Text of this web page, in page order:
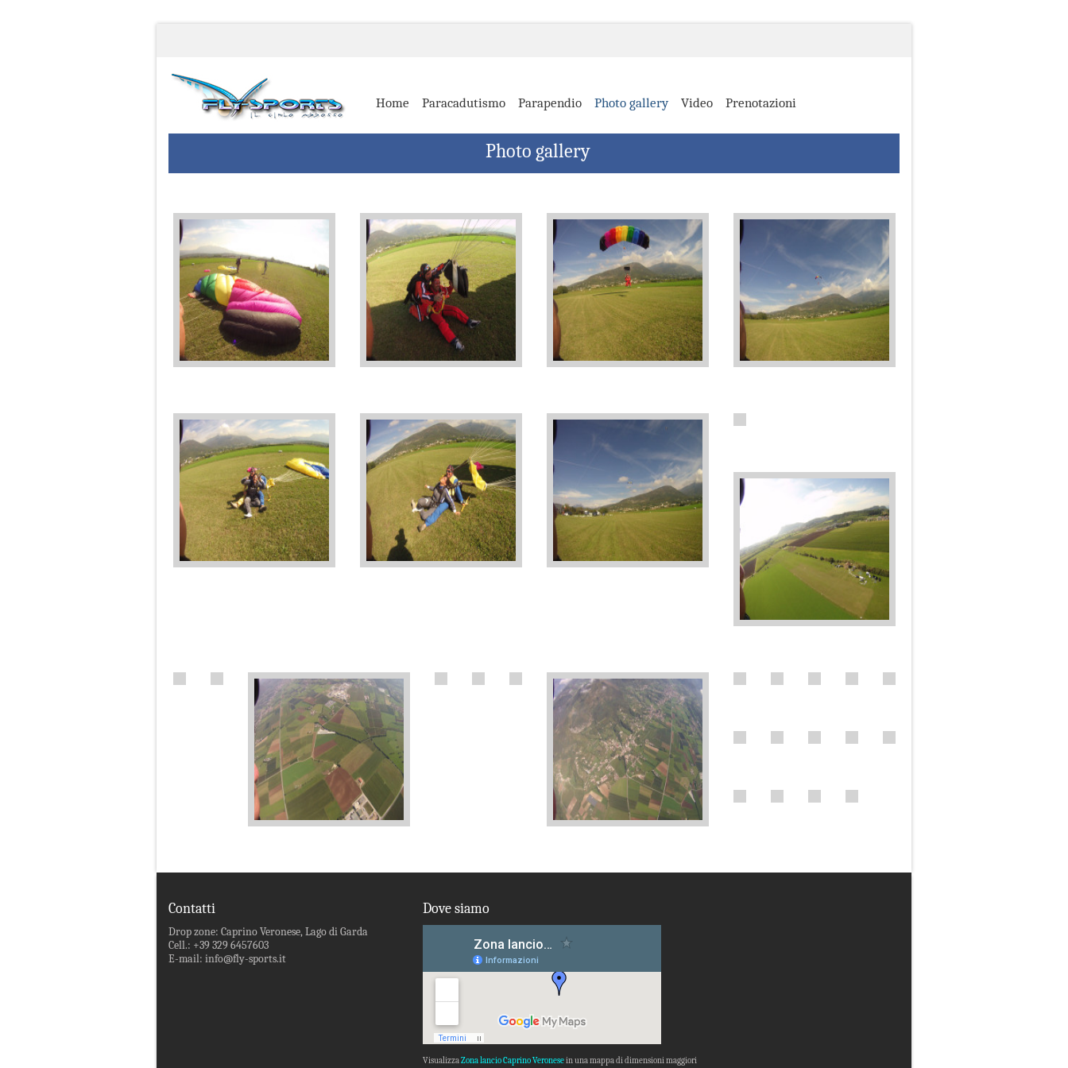
Home Paracadutismo Parapendio Photo gallery Video Prenotazioni
Photo gallery
Contatti
Drop zone: Caprino Veronese, Lago di Garda
Cell.: +39 329 6457603
E-mail: info@fly-sports.it
Dove siamo
VisualizzaZona lancio Caprino Veronesein una mappa di dimensioni maggiori